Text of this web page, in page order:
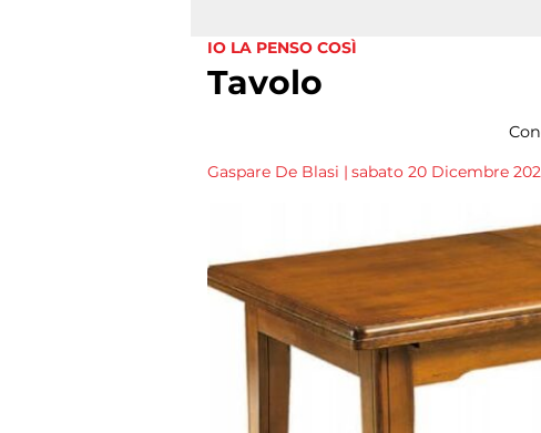
IO LA PENSO COSÌ
Tavolo
Gaspare De Blasi | sabato 20 Dicembre